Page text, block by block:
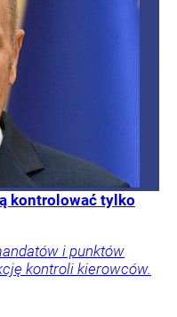
kontrolować tylko
i punktów
kontroli kierowców.